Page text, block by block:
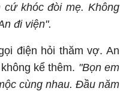
khóc đòi mẹ. Không
đi viện".
điện hỏi thăm vợ. An
kể thêm. "Bọn em
cùng nhau. Đầu năm